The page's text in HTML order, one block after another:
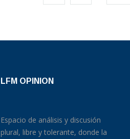
LFM OPINION
Espacio de análisis y discusión
plural, libre y tolerante, donde la